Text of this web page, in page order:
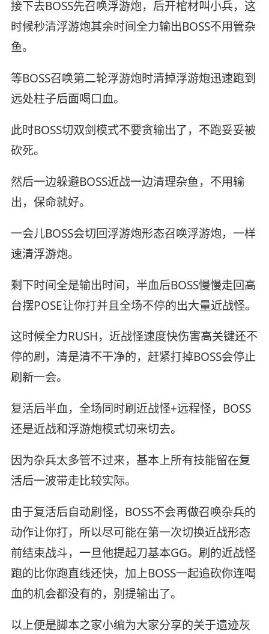
接下去BOSS先召唤浮游炮，后开棺材叫小兵，这
时候秒清浮游炮其余时间全力输出BOSS不用管杂
鱼。
等BOSS召唤第二轮浮游炮时清掉浮游炮迅速跑到
远处柱子后面喝口血。
此时BOSS切双剑模式不要贪输出了，不跑妥妥被
砍死。
然后一边躲避BOSS近战一边清理杂鱼，不用输
出，保命就好。
一会儿BOSS会切回浮游炮形态召唤浮游炮，一样
速清浮游炮。
剩下时间全是输出时间，半血后BOSS慢慢走回高
台摆POSE让你打并且全场不停的出大量近战怪。
这时候全力RUSH，近战怪速度快伤害高关键还不
停的刷，清是清不干净的，赶紧打掉BOSS会停止
刷新一会。
复活后半血，全场同时刷近战怪+远程怪，BOSS
还是近战和浮游炮模式切来切去。
因为杂兵太多管不过来，基本上所有技能留在复
活后一波带走比较实际。
由于复活后自动刷怪，BOSS不会再做召唤杂兵的
动作让你打，所以尽可能在第一次切换近战形态
前结束战斗，一旦他提起刀基本GG。刷的近战怪
跑的比你跑直线还快，加上BOSS一起追砍你连喝
血的机会都没有的，别提输出了。
以上便是脚本之家小编为大家分享的关于遗迹灰